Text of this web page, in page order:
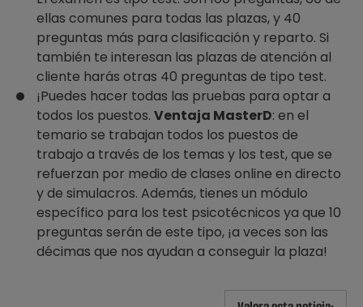
ellas comunes para todas las plazas, y 40
preguntas más para clasificación y reparto. Si
también te interesan las plazas de atención al
cliente harás otras 40 preguntas de tipo test.
¡Puedes hacer todas las pruebas para optar a
todos los puestos. Ventaja MasterD: en el
temario se trabajan todos los puestos de
trabajo a través de los temas y los test, que se
refuerzan por medio de clases online en directo
y de simulacros. Además, tienes un módulo
específico para los test psicotécnicos ya que 10
preguntas serán de este tipo, ¡a veces son las
décimas que nos ayudan a conseguir la plaza!